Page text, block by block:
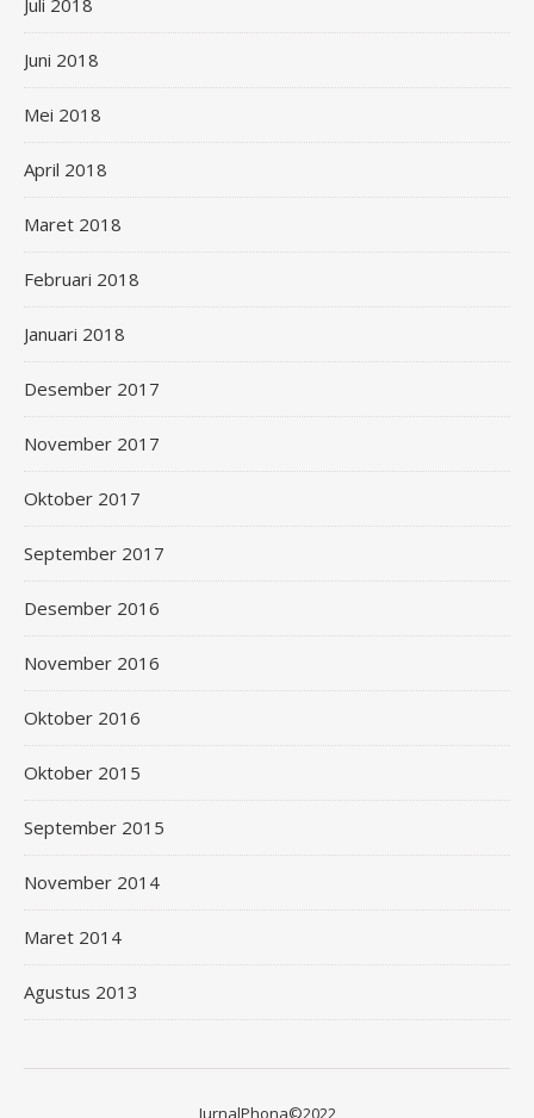
Juli 2018
Juni 2018
Mei 2018
April 2018
Maret 2018
Februari 2018
Januari 2018
Desember 2017
November 2017
Oktober 2017
September 2017
Desember 2016
November 2016
Oktober 2016
Oktober 2015
September 2015
November 2014
Maret 2014
Agustus 2013
JurnalPhona©2022